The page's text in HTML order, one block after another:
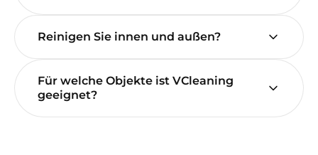
Reinigen Sie innen und außen?
Für welche Objekte ist VCleaning
geeignet?